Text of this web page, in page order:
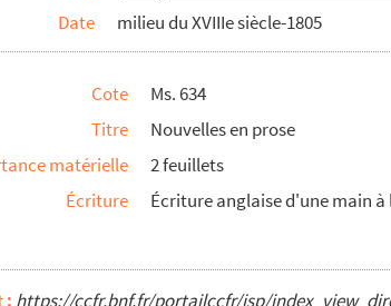
ni Sens
du XVIIe siècle
Date
milieu du XVIIIe siècle-1805
Cote
Ms. 634
Titre
Nouvelles en prose
matérielle
2 feuillets
Écriture
Écriture anglaise d'une main
: https://ccfr.bnf.fr/portailccfr/jsp/